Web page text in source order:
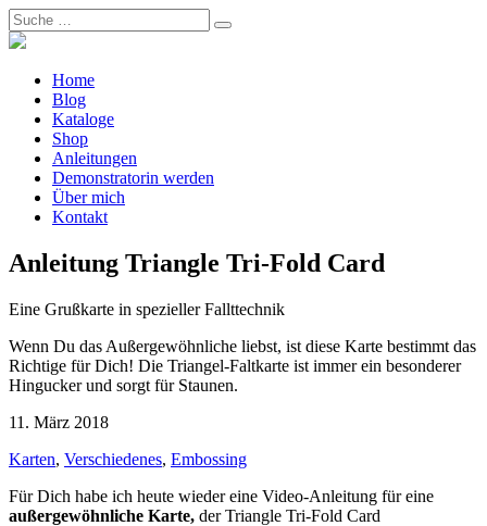
Home
Blog
Kataloge
Shop
Anleitungen
Demonstratorin werden
Über mich
Kontakt
Anleitung Triangle Tri-Fold Card
Eine Grußkarte in spezieller Fallttechnik
Wenn Du das Außergewöhnliche liebst, ist diese Karte bestimmt das
Richtige für Dich! Die Triangel-Faltkarte ist immer ein besonderer
Hingucker und sorgt für Staunen.
11. März 2018
Karten, Verschiedenes, Embossing
Für Dich habe ich heute wieder eine Video-Anleitung für eine
außergewöhnliche Karte, der Triangle Tri-Fold Card